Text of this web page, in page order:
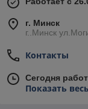
г. Минск
г..Минск
Контакты
Сегодня
Показать